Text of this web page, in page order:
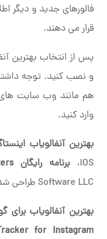
فالورهای جدید و دیگر
قرار می دهند.
پس از انتخاب بهترین
و نصب کنید. توجه داشته
هم مانند وب سایت های
وارد کنید.
بهترین آنفالویاب
IOS،
برنامه رایگان Followers
Software LLC طراحی شده است.
بهترین آنفالویاب برای
for Instagram